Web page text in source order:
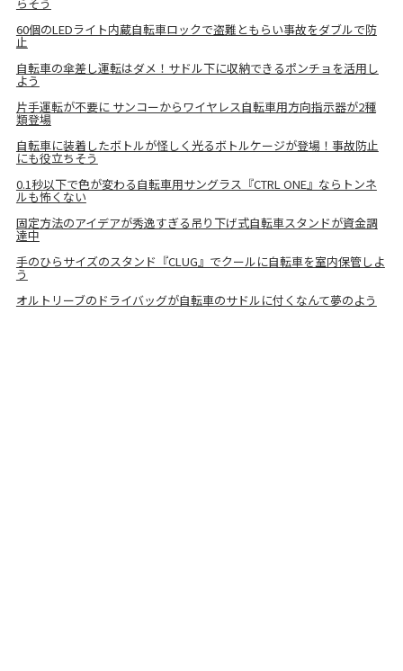
60個のLEDライト内蔵自転車ロックで盗難ともらい事故をダブルで防
止
自転車の傘差し運転はダメ！サドル下に収納できるポンチョを活用し
よう
片手運転が不要に サンコーからワイヤレス自転車用方向指示器が2種
類登場
自転車に装着したボトルが怪しく光るボトルケージが登場！事故防止
にも役立ちそう
0.1秒以下で色が変わる自転車用サングラス『CTRL ONE』ならトンネ
ルも怖くない
固定方法のアイデアが秀逸すぎる吊り下げ式自転車スタンドが資金調
達中
手のひらサイズのスタンド『CLUG』でクールに自転車を室内保管しよ
う
オルトリーブのドライバッグが自転車のサドルに付くなんて夢のよう